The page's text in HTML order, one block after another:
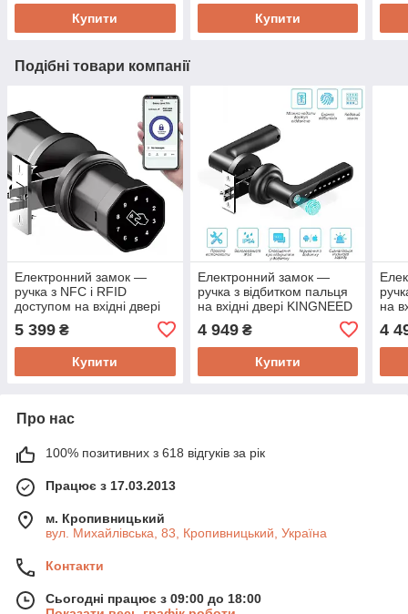
Купити Купити
Подібні товари компанії
Електронний замок —
ручка з NFC і RFID
доступом на вхідні двері
KINGNEED F22, Bluetooth,
клавіатура, App TUYA
5 399 ₴
Купити
Електронний замок —
ручка з відбитком пальця
на вхідні двері KINGNEED
F21, Bluetooth, клавіатура,
App TUYA
4 949₴
Купити
на
App
4
Про нас
100% позитивних з 618 відгуків за рік
Працює з 17.03.2013
м. Кропивницький
вул. Михайлівська, 83, Кропивницький, Україна
Контакти
Сьогодні працює з 09:00 до 18:00